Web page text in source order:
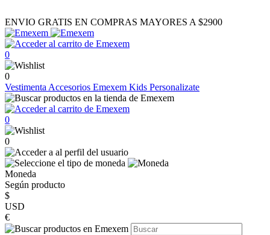
ENVIO GRATIS EN COMPRAS MAYORES A $2900
0
0
Vestimenta Accesorios Emexem Kids Personalizate
0
0
Moneda
Según producto
$
USD
€